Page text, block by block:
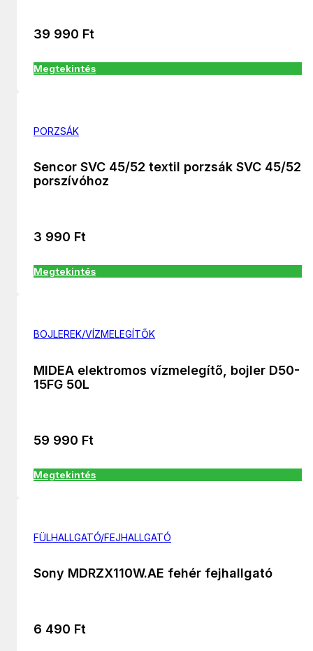
39 990 Ft
Megtekintés
PORZSÁK
Sencor SVC 45/52 textil porzsák SVC 45/52
porszívóhoz
3 990 Ft
Megtekintés
BOJLEREK/VÍZMELEGÍTŐK
MIDEA elektromos vízmelegítő, bojler D50-
15FG 50L
59 990 Ft
Megtekintés
FÜLHALLGATÓ/FEJHALLGATÓ
Sony MDRZX110W.AE fehér fejhallgató
6 490 Ft